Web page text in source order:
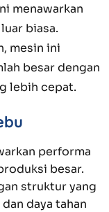
menawarkan
biasa.
mesin ini
besar dengan
lebih cepat.
performa
besar.
struktur yang
daya tahan